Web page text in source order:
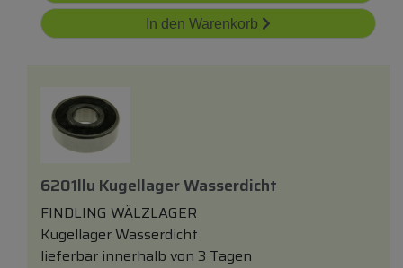
In den Warenkorb
6201llu Kugellager Wasserdicht
FINDLING WÄLZLAGER
Kugellager Wasserdicht
lieferbar innerhalb von 3 Tagen